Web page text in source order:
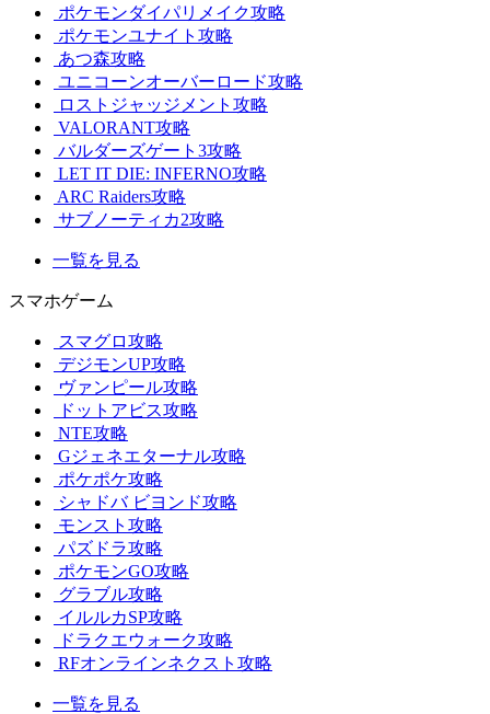
ポケモンダイパリメイク攻略
ポケモンユナイト攻略
あつ森攻略
ユニコーンオーバーロード攻略
ロストジャッジメント攻略
VALORANT攻略
バルダーズゲート3攻略
LET IT DIE: INFERNO攻略
ARC Raiders攻略
サブノーティカ2攻略
一覧を見る
スマホゲーム
スマグロ攻略
デジモンUP攻略
ヴァンピール攻略
ドットアビス攻略
NTE攻略
Gジェネエターナル攻略
ポケポケ攻略
シャドバ ビヨンド攻略
モンスト攻略
パズドラ攻略
ポケモンGO攻略
グラブル攻略
イルルカSP攻略
ドラクエウォーク攻略
RFオンラインネクスト攻略
一覧を見る